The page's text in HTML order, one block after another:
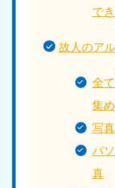
で
故人のア
全
集
写
パ
真